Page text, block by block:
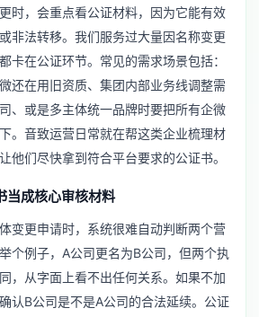
时，会重点看公证材料，因为它能有效
非法转移。我们服务过大量因名称变更
卡在公证环节。常见的需求场景包括：
还在用旧资质、集团内部业务线调整需
、或是多主体统一品牌时要把所有企微
。音致运营日常就在帮这类企业梳理材
他们尽快拿到符合平台要求的公证书。
当成核心审核材料
变更申请时，系统很难自动判断两个营
个例子，A公司更名为B公司，但两个执
，从字面上看不出任何关系。如果不加
认B公司是不是A公司的合法延续。公证